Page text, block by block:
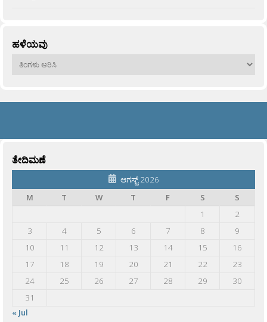
ಹಳೆಯವು
ಹಳೆಯವು
ತೇದಿಮಣೆ
ಆಗಸ್ಟ್ 2026
M
T W T F S
S
1
2
3
4 5 6 7 8
9
10
11 12 13 14 15
16
17
18 19 20 21 22
23
24
25 26 27 28 29
30
31
« Jul